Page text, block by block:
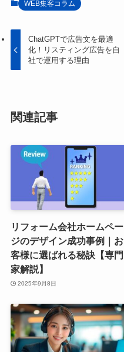
WEB集客コラム
ChatGPTで広告文を最適
化！リスティング広告を自
社で運用する理由
関連記事
リフォーム会社ホームペー
ジのデザイン成功事例｜お
客様に選ばれる秘訣【専門
家解説】
2025年9月8日